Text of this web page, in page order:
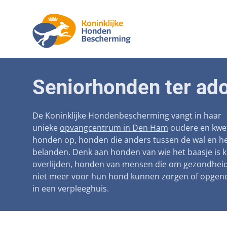
Verplichte
Seniorhonden ter
De Koninklijke Hondenbescherming vangt in haar
unieke opvangcentrum in Den Ham oudere en
honden op, honden die anders tussen de wal en
belanden. Denk aan honden van wie het baasje is
overlijden, honden van mensen die om
niet meer voor hun hond kunnen zorgen of
in een verpleeghuis.